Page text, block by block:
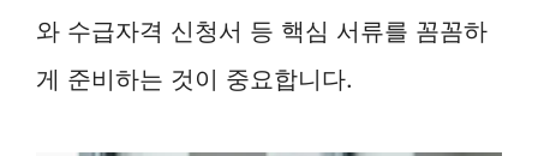
와 수급자격 신청서 등 핵심 서류를 꼼꼼하
게 준비하는 것이 중요합니다.